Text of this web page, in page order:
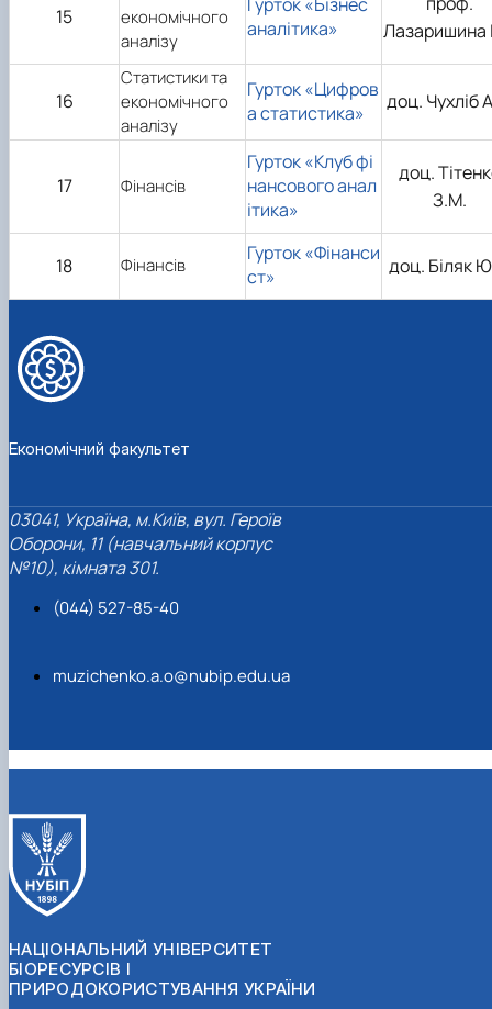
15
економічного
аналізу
Гурток «Бізнес
аналітика»
Лазаришина
16
Статистики та
економічного
аналізу
Гурток «Цифров
а статистика»
доц. Чухліб
17 Фінансів
Гурток «Клуб фі
нансового анал
ітика»
доц.
З.М.
18 Фінансів
Гурток «Фінанси
ст»
доц. Біляк
Економічний факультет
03041, Україна, м.Київ, вул. Героїв
Оборони, 11 (навчальний корпус
№10), кімната 301.
(044) 527-85-40
muzichenko.a.o@nubip.edu.ua
НАЦІОНАЛЬНИЙ УНІВЕРСИТЕТ
БІОРЕСУРСІВ І
ПРИРОДОКОРИСТУВАННЯ УКРАЇНИ